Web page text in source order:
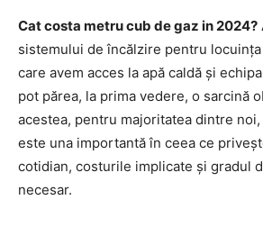
Cat costa metru cub de gaz in 2024?
sistemului de încălzire pentru
care avem acces la apă caldă și
pot părea, la prima vedere, o sarcină
acestea, pentru majoritatea dintre
este una importantă în ceea ce
cotidian, costurile implicate și gradul
necesar.